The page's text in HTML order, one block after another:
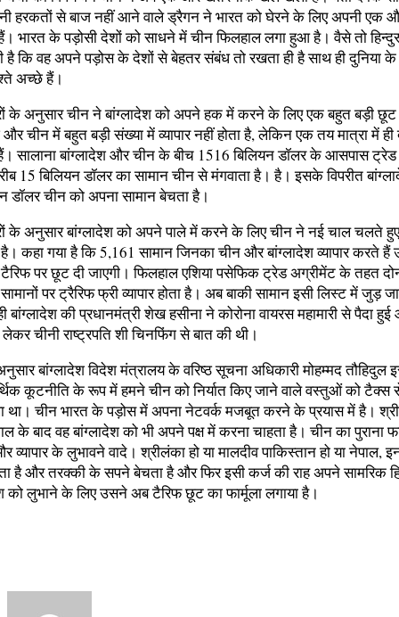
हरकतों से बाज नहीं आने वाले ड्रैगन ने भारत को घेरने के लिए अपनी एक
भारत के पड़ोसी देशों को साधने में चीन फिलहाल लगा हुआ है। वैसे तो
है कि वह अपने पड़ोस के देशों से बेहतर संबंध तो रखता ही है साथ ही दुनिया
अच्छे हैं।
के अनुसार चीन ने बांग्लादेश को अपने हक में करने के लिए एक बहुत बड़ी
और चीन में बहुत बड़ी संख्या में व्यापार नहीं होता है, लेकिन एक तय मात्रा में
हैं। सालाना बांग्लादेश और चीन के बीच 1516 बिलियन डॉलर के आसपास ट्रेड
15 बिलियन डॉलर का सामान चीन से मंगवाता है। है। इसके विपरीत
डॉलर चीन को अपना सामान बेचता है।
के अनुसार बांग्लादेश को अपने पाले में करने के लिए चीन ने नई चाल चलते
कहा गया है कि 5,161 सामान जिनका चीन और बांग्लादेश व्यापार करते
पर छूट दी जाएगी। फिलहाल एशिया पसेफिक ट्रेड अग्रीमेंट के तहत
पर ट्रैरिफ फ्री व्यापार होता है। अब बाकी सामान इसी लिस्ट में जुड़
बांग्लादेश की प्रधानमंत्री शेख हसीना ने कोरोना वायरस महामारी से पैदा हुई
चीनी राष्ट्रपति शी चिनफिंग से बात की थी।
बांग्लादेश विदेश मंत्रालय के वरिष्ठ सूचना अधिकारी मोहम्मद तौहिदुल
कूटनीति के रूप में हमने चीन को निर्यात किए जाने वाले वस्तुओं को
था। चीन भारत के पड़ोस में अपना नेटवर्क मजबूत करने के प्रयास में है।
के बाद वह बांग्लादेश को भी अपने पक्ष में करना चाहता है। चीन का पुराना
व्यापार के लुभावने वादे। श्रीलंका हो या मालदीव पाकिस्तान हो या नेपाल,
है और तरक्की के सपने बेचता है और फिर इसी कर्ज की राह अपने सामरिक
को लुभाने के लिए उसने अब टैरिफ छूट का फार्मूला लगाया है।